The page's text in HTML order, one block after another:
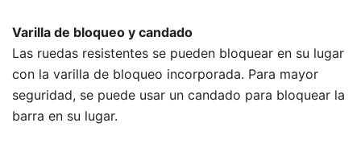
Varilla de bloqueo y candado
Las ruedas resistentes se pueden bloquear en su lugar
con la varilla de bloqueo incorporada. Para mayor
seguridad, se puede usar un candado para bloquear la
barra en su lugar.